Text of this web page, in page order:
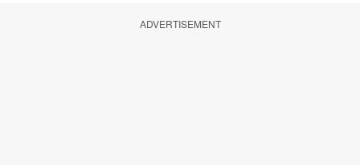
ADVERTISEMENT